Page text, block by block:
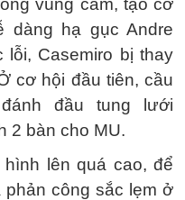
vùng cấm, tạo cơ
dàng hạ gục Andre
lỗi, Casemiro bị thay
cơ hội đầu tiên, cầu
đầu tung lưới
2 bàn cho MU.
lên quá cao, để
công sắc lẹm ở